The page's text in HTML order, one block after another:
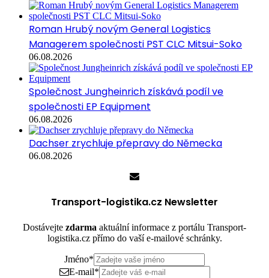
Roman Hrubý novým General Logistics
Managerem společnosti PST CLC Mitsui-Soko
06.08.2026
Společnost Jungheinrich získává podíl ve
společnosti EP Equipment
06.08.2026
Dachser zrychluje přepravy do Německa
06.08.2026
Transport-logistika.cz Newsletter
Dostávejte zdarma aktuální informace z portálu Transport-
logistika.cz přímo do vaší e-mailové schránky.
Jméno*
E-mail*